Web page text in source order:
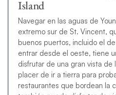
Island
Navegar en las aguas de
extremo sur de St. Vincent,
buenos puertos, incluido el
entrar desde el oeste, tiene
disfrutar de una gran vista de
placer de ir a tierra para
restaurantes que bordean la